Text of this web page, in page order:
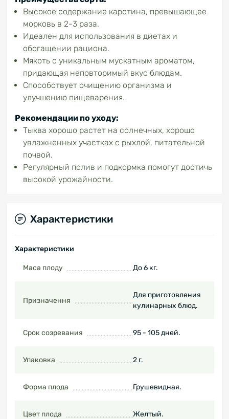
Высокое содержание каротина, превышающее
морковь в 2-3 раза.
Идеален для использования в диетах и ​​
обогащении рациона.
Мякоть с уникальным мускатным ароматом,
придающая неповторимый вкус блюдам.
Способствует очищению организма и
улучшению пищеварения.
Рекомендации по уходу:
Тыква хорошо растет на солнечных, хорошо
увлажненных участках с рыхлой, питательной
почвой.
Регулярный полив и подкормка помогут достичь
высокой урожайности.
Характеристики
Характеристики
Маса плоду До 6 кг.
Призначення
Для приготовления
кулинарных блюд.
Срок созревания 95 - 105 дней.
Упаковка 2 г.
Форма плода Грушевидная.
Цвет плода Желтый.